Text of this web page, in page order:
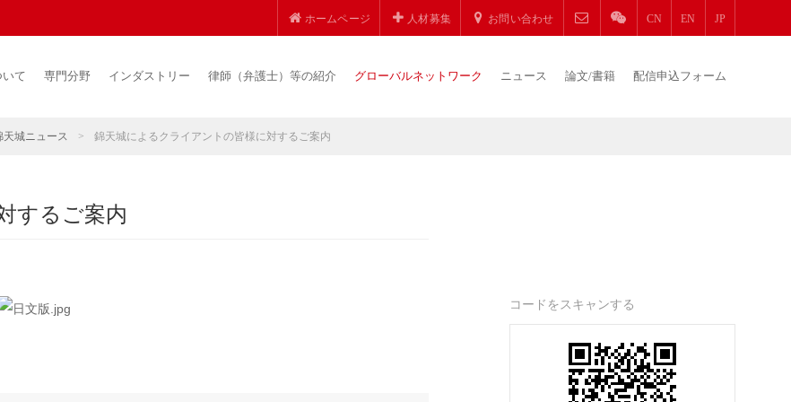
ホームページ 人材募集 お問い合わせ CN EN JP
て 専門分野 インダストリー 律師（弁護士）等の紹介 グローバルネットワーク ニュース 論文/書籍 配信申込フォーム
天城ニュース > 錦天城によるクライアントの皆様に対するご案内
するご案内
コードをスキャンする